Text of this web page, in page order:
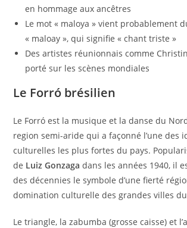
en hommage aux ancêtres
Le mot « maloya » vient probablement
« maloay », qui signifie « chant triste »
Des artistes réunionnais comme
porté sur les scènes mondiales
Le Forró brésilien
Le Forró est la musique et la danse du
region semi-aride qui a façonné l’une des
culturelles les plus fortes du pays.
de Luiz Gonzaga dans les années 1940, il
des décennies le symbole d’une fierté
domination culturelle des grandes villes
Le triangle, la zabumba (grosse caisse) et